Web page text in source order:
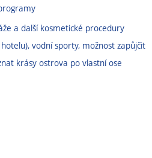
a další kosmetické procedury
vodní sporty, možnost zapůjčit
krásy ostrova po vlastní ose